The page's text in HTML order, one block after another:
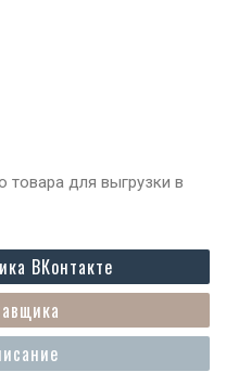
товара для выгрузки в
ВКонтакте